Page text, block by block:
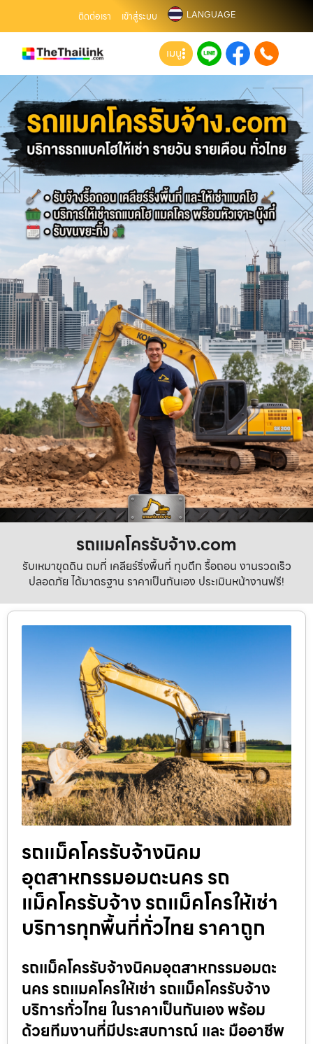
ติดต่อเรา เข้าสู่ระบบ LANGUAGE
เมนู
รถแมคโครรับจ้าง.com
รับเหมาขุดดิน ถมที่ เคลียร์ริ่งพื้นที่ ทุบตึก รื้อถอน งานรวดเร็ว
ปลอดภัย ได้มาตรฐาน ราคาเป็นกันเอง ประเมินหน้างานฟรี!
รถแม็คโครรับจ้างนิคม
อุตสาหกรรมอมตะนคร รถ
แม็คโครรับจ้าง รถแม็คโครให้เช่า
บริการทุกพื้นที่ทั่วไทย ราคาถูก
รถแม็คโครรับจ้างนิคมอุตสาหกรรมอมตะ
นคร รถแมคโครให้เช่า รถแม็คโครรับจ้าง
บริการทั่วไทย ในราคาเป็นกันเอง พร้อม
ด้วยทีมงานที่มีประสบการณ์ และ มืออาชีพ